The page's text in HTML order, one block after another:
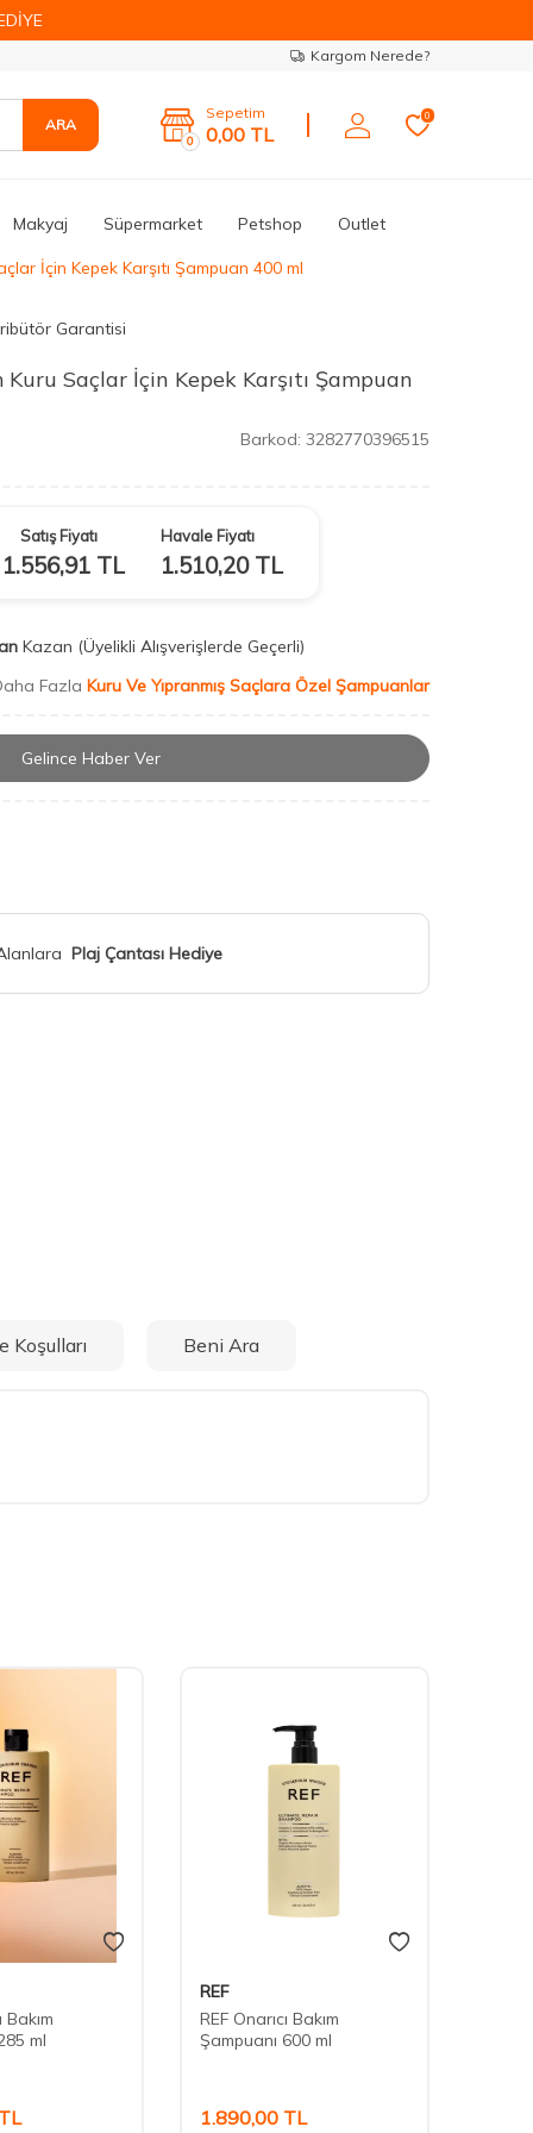
Kargom Nerede?
ARA
0
Sepetim
0,00 TL
0
Makyaj Süpermarket Petshop Outlet
İçin Kepek Karşıtı Şampuan 400 ml
Garantisi
Saçlar İçin Kepek Karşıtı Şampuan
Barkod: 3282770396515
Satış Fiyatı
1.556,91 TL
Havale Fiyatı
1.510,20TL
Kazan (Üyelikli Alışverişlerde Geçerli)
Fazla Kuru Ve Yıpranmış Saçlara Özel Şampuanlar
Gelince Haber Ver
Plaj Çantası Hediye
Koşulları Beni Ara
Bakım
ml
TL
REF
REF Onarıcı Bakım
Şampuanı 600 ml
1.890,00 TL